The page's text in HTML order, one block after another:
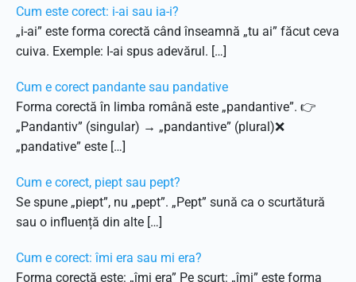
Cum este corect: i-ai sau ia-i?
„i-ai” este forma corectă când înseamnă „tu ai” făcut ceva
cuiva. Exemple: I-ai spus adevărul. […]
Cum e corect pandante sau pandative
Forma corectă în limba română este „pandantive”. 👉
„Pandantiv” (singular) → „pandantive” (plural)❌
„pandative” este […]
Cum e corect, piept sau pept?
Se spune „piept”, nu „pept”. „Pept” sună ca o scurtătură
sau o influență din alte […]
Cum e corect: îmi era sau mi era?
Forma corectă este: „îmi era” Pe scurt: „îmi” este forma